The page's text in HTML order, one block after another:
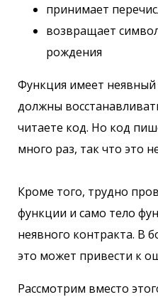
принимает
возвращает
рождения
Функция имеет
должны
читаете код. Но код
много раз, так что это
Кроме того, трудно
функции и само тело
неявного контракта. В
это может привести к
Рассмотрим вместо